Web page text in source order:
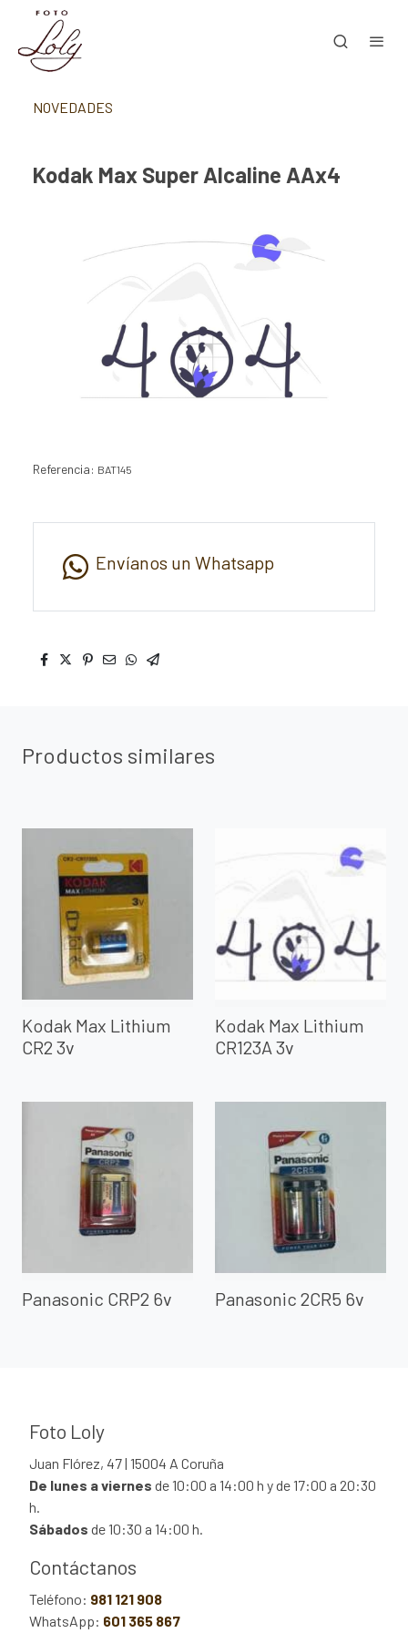
NOVEDADES
Kodak Max Super Alcaline AAx4
Referencia: BAT145
Envíanos un Whatsapp
Productos similares
Kodak Max Lithium
CR2 3v
Kodak Max Lithium
CR123A 3v
Panasonic CRP2 6v Panasonic 2CR5 6v
Foto Loly
Juan Flórez, 47 | 15004 A Coruña
De lunes a viernes de 10:00 a 14:00 h y de 17:00 a 20:30
h.
Sábados de 10:30 a 14:00 h.
Contáctanos
Teléfono: 981 121 908
WhatsApp: 601 365 867